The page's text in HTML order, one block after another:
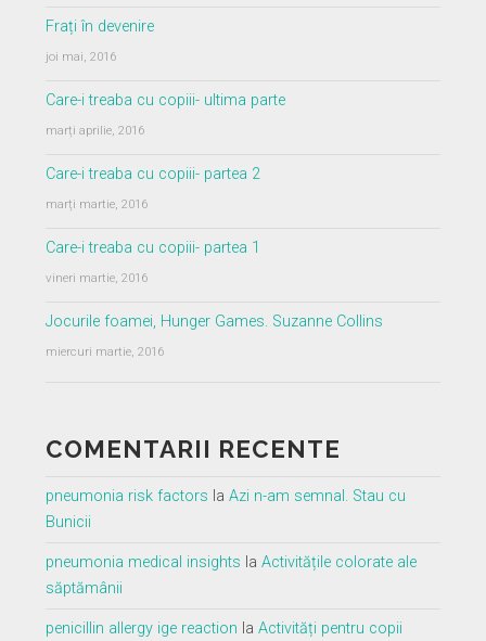
Frați în devenire
joi mai, 2016
Care-i treaba cu copiii- ultima parte
marți aprilie, 2016
Care-i treaba cu copiii- partea 2
marți martie, 2016
Care-i treaba cu copiii- partea 1
vineri martie, 2016
Jocurile foamei, Hunger Games. Suzanne Collins
miercuri martie, 2016
COMENTARII RECENTE
pneumonia risk factors la Azi n-am semnal. Stau cu
Bunicii
pneumonia medical insights la Activitățile colorate ale
săptămânii
penicillin allergy ige reaction la Activități pentru copii